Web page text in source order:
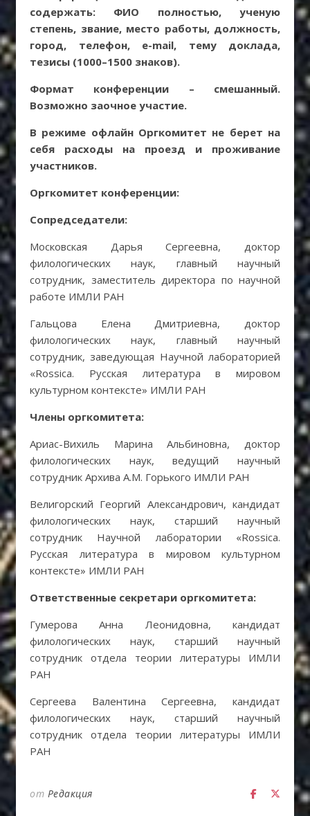
содержать: ФИО полностью, ученую
степень, звание, место работы, должность,
город, телефон, е-mail, тему доклада,
тезисы (1000–1500 знаков).
Формат конференции – смешанный.
Возможно заочное участие.
В режиме офлайн Оргкомитет не берет на
себя расходы на проезд и проживание
участников.
Оргкомитет конференции:
Сопредседатели:
Московская Дарья Сергеевна, доктор
филологических наук, главный научный
сотрудник, заместитель директора по научной
работе ИМЛИ РАН
Гальцова Елена Дмитриевна, доктор
филологических наук, главный научный
сотрудник, заведующая Научной лабораторией
«Rossica. Русская литература в мировом
культурном контексте» ИМЛИ РАН
Члены оргкомитета:
Ариас-Вихиль Марина Альбиновна, доктор
филологических наук, ведущий научный
сотрудник Архива А.М. Горького ИМЛИ РАН
Велигорский Георгий Александрович, кандидат
филологических наук, старший научный
сотрудник Научной лаборатории «Rossica.
Русская литература в мировом культурном
контексте» ИМЛИ РАН
Ответственные секретари оргкомитета:
Гумерова Анна Леонидовна, кандидат
филологических наук, старший научный
сотрудник отдела теории литературы ИМЛИ
РАН
Сергеева Валентина Сергеевна, кандидат
филологических наук, старший научный
сотрудник отдела теории литературы ИМЛИ
РАН
от Редакция